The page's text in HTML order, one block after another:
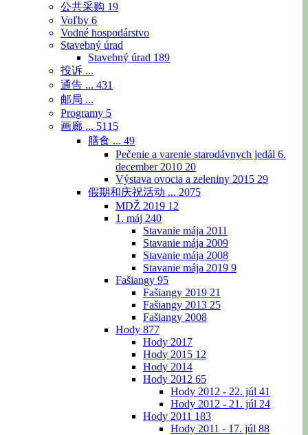
公共采购 19
Voľby 6
Vodné hospodárstvo
Stavebný úrad
Stavebný úrad 189
投诉 ...
通告 ... 431
邮局 ...
Programy 5
画廊 ... 5115
膳食 ... 49
Pečenie a varenie starodávnych jedál 6.
december 2010 20
Výstava ovocia a zeleniny 2015 29
假期和庆祝活动 ... 2075
MDŽ 2019 12
1. máj 240
Stavanie mája 2011
Stavanie mája 2009
Stavanie mája 2008
Stavanie mája 2019 9
Fašiangy 95
Fašiangy 2019 21
Fašiangy 2013 25
Fašiangy 2008
Hody 877
Hody 2017
Hody 2015 12
Hody 2014
Hody 2012 65
Hody 2012 - 22. júl 41
Hody 2012 - 21. júl 24
Hody 2011 183
Hody 2011 - 17. júl 88